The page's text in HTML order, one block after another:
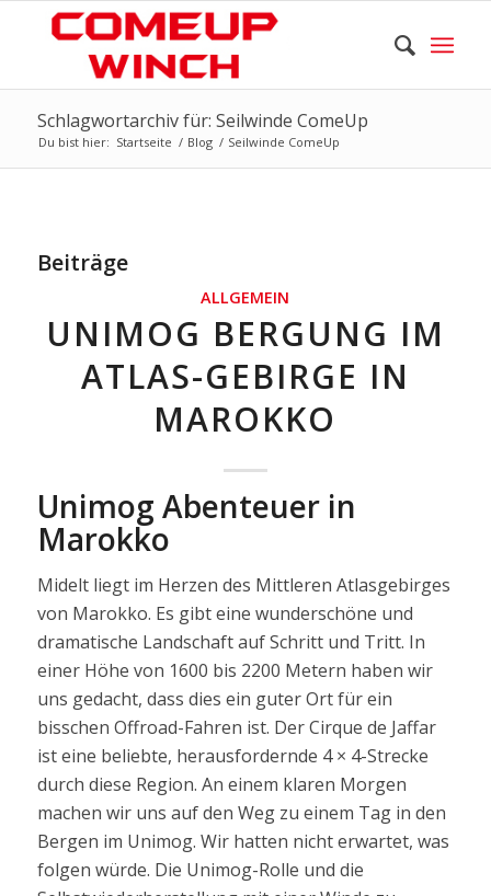
Schlagwortarchiv für: Seilwinde ComeUp
Du bist hier: Startseite / Blog / Seilwinde ComeUp
Beiträge
ALLGEMEIN
UNIMOG BERGUNG IM
ATLAS-GEBIRGE IN
MAROKKO
Unimog Abenteuer in
Marokko
Midelt liegt im Herzen des Mittleren Atlasgebirges
von Marokko. Es gibt eine wunderschöne und
dramatische Landschaft auf Schritt und Tritt. In
einer Höhe von 1600 bis 2200 Metern haben wir
uns gedacht, dass dies ein guter Ort für ein
bisschen Offroad-Fahren ist. Der Cirque de Jaffar
ist eine beliebte, herausfordernde 4 × 4-Strecke
durch diese Region. An einem klaren Morgen
machen wir uns auf den Weg zu einem Tag in den
Bergen im Unimog. Wir hatten nicht erwartet, was
folgen würde. Die Unimog-Rolle und die